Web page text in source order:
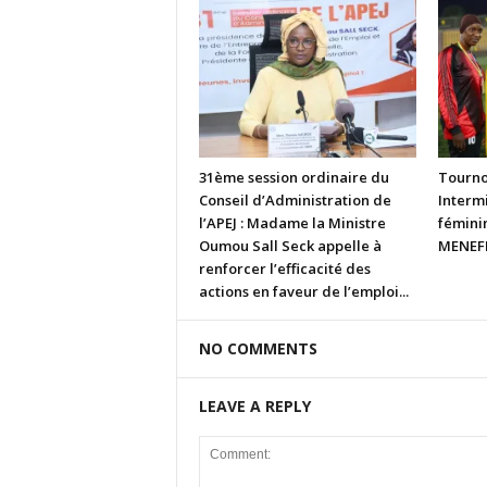
31ème session ordinaire du
Conseil d’Administration de
l’APEJ : Madame la Ministre
Oumou Sall Seck appelle à
renforcer l’efficacité des
actions en faveur de l’emploi...
NO COMMENTS
LEAVE A REPLY